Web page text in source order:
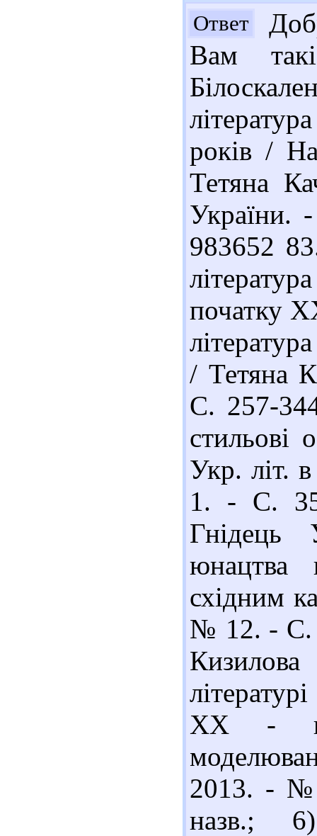
Ответ
Вам
років /
Тетяна
983652
початку
/ Тетяна
С. 257-
стильові
Укр. літ.
1. - С.
Гнідець
юнацтва
східним
№ 12. - С.
ХХ -
2013. - №
назв.;